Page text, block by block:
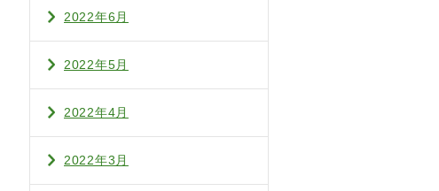
2022年6月
2022年5月
2022年4月
2022年3月